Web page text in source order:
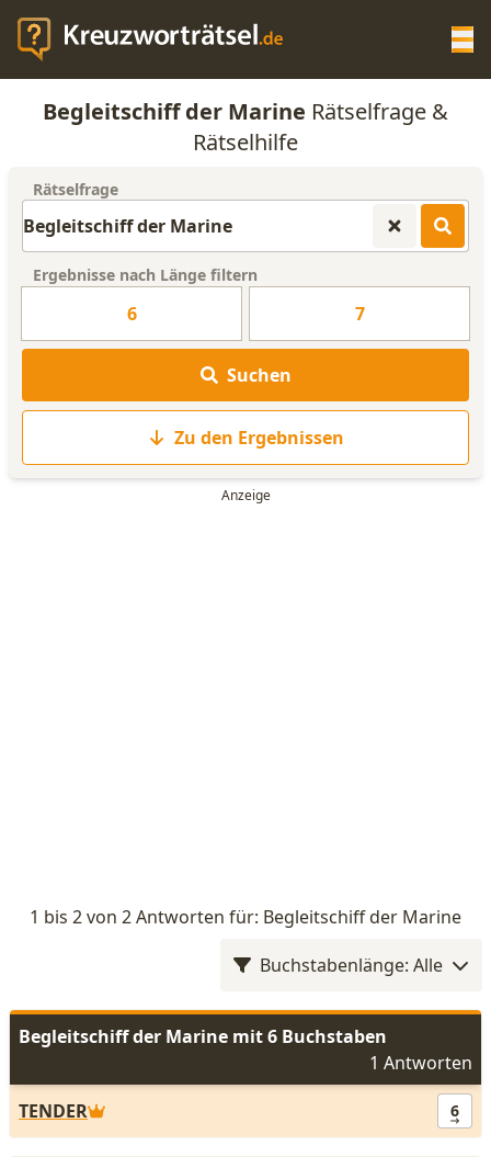
KREUZWORTRÄTSEL-HILFE
ANAGRAMM-GENERATOR
WORTLISTE
Begleitschiff der Marine Rätselfrage &
Rätselhilfe
Rätselfrage
Ergebnisse nach Länge filtern
6 7
Suchen
Zu den Ergebnissen
1 bis 2 von 2 Antworten für: Begleitschiff der Marine
Buchstabenlänge: Alle
Begleitschiff der Marine mit 6 Buchstaben
1 Antworten
TENDER
6